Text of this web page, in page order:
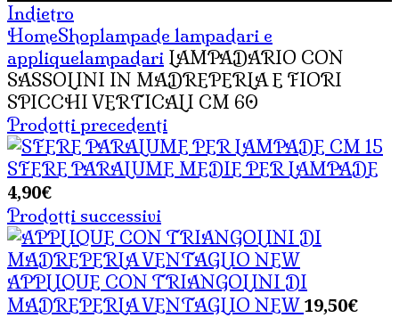
Indietro
HomeShoplampade lampadari e
appliquelampadari LAMPADARIO CON
SASSOLINI IN MADREPERLA E FIORI
SPICCHI VERTICALI CM 60
Prodotti precedenti
SFERE PARALUME MEDIE PER LAMPADE
4,90€
Prodotti successivi
APPLIQUE CON TRIANGOLINI DI
MADREPERLA VENTAGLIO NEW 19,50€